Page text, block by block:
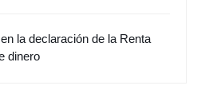
la declaración de la Renta
dinero